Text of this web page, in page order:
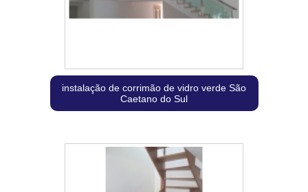
instalação de corrimão de vidro verde São
Caetano do Sul